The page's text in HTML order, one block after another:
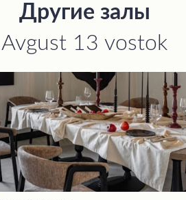
Другие залы
Avgust 13 vostok